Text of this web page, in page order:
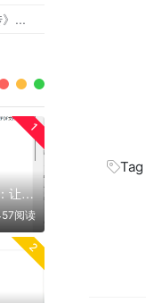
Tag
...
1
DeepSeek输出内容转WORD文档：让文案处理更高效！
阅读
2